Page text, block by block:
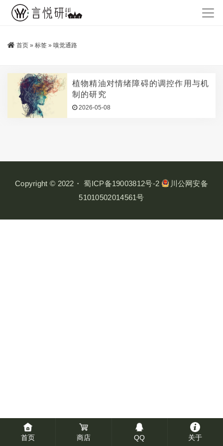
首页 » 标签 » 嗅觉通路
植物精油对情绪障碍的调控作用与机
制的研究
2026-05-08
Copyright © 2022・蜀ICP备19003812号-2
川公网安备
51010502014561号
首页 商店 QQ 关于